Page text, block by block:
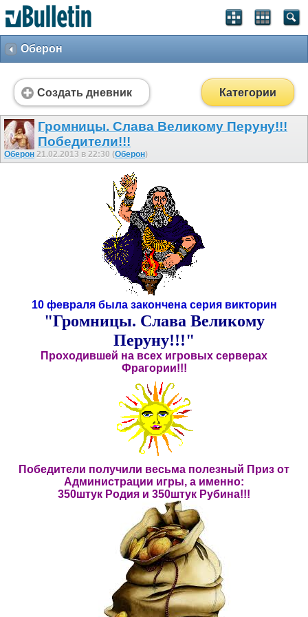
Оберон
Создать дневник Категории
Громницы. Слава Великому Перуну!!!
Победители!!!
Оберон 21.02.2013 в 22:30 (Оберон)
10 февраля была закончена серия викторин
"Громницы. Слава Великому
Перуну!!!"
Проходившей на всех игровых серверах
Фрагории!!!
Победители получили весьма полезный Приз от
Администрации игры, а именно:
350штук Родия и 350штук Рубина!!!